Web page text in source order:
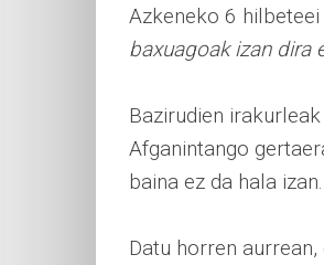
Azkeneko 6
baxuagoak izan dira
Bazirudien
Afganintango
baina ez da hala izan.
Datu horren